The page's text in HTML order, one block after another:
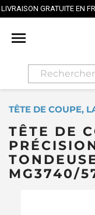
EN FRANCE

TÊTE DE COUPE,
TÊTE DE
MG3740/